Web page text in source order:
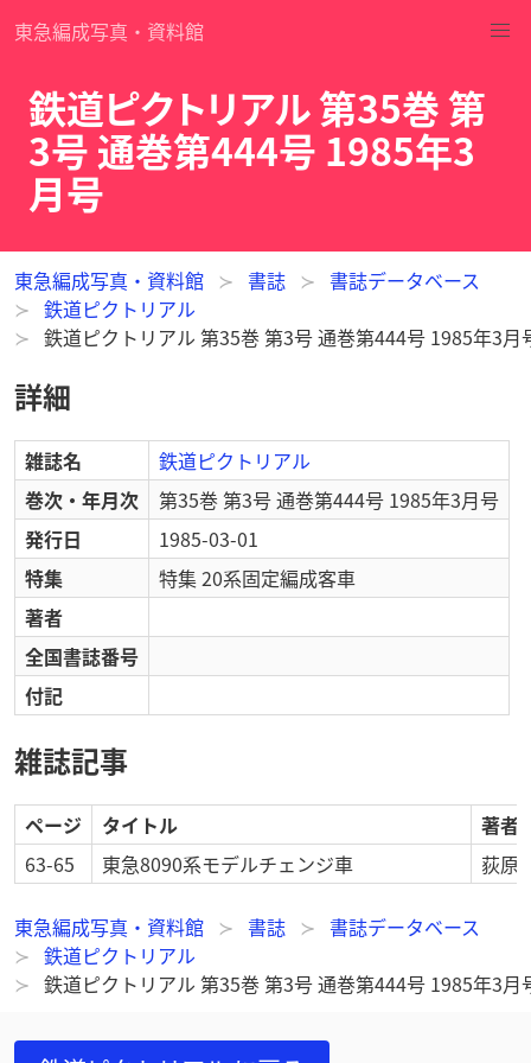
東急編成写真・資料館
鉄道ピクトリアル 第35巻 第
3号 通巻第444号 1985年3
月号
東急編成写真・資料館 書誌
書誌データベース
鉄道ピクトリアル
鉄道ピクトリアル 第35巻 第3号 通巻第444号 1985年3月
詳細
雑誌名
鉄道ピクトリアル
巻次・年月次
第35巻 第3号 通巻第444号 1985年3月号
発行日
1985-03-01
特集
特集 20系固定編成客車
著者
全国書誌番号
付記
雑誌記事
ページ タイトル
著者
63-65
東急8090系モデルチェンジ車 荻原
東急編成写真・資料館 書誌
書誌データベース
鉄道ピクトリアル
鉄道ピクトリアル 第35巻 第3号 通巻第444号 1985年3月